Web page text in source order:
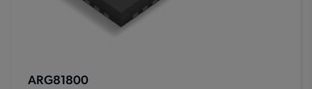
ARG81800